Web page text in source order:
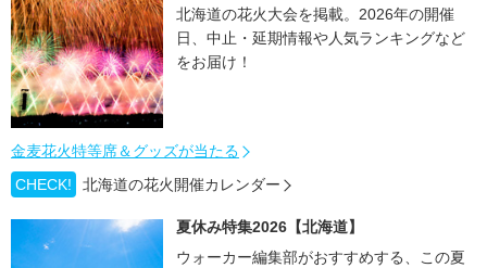
北海道の花火大会を掲載。2026年の開催
日、中止・延期情報や人気ランキングなど
をお届け！
金麦花火特等席＆グッズが当たる
CHECK!
北海道の花火開催カレンダー
夏休み特集2026【北海道】
ウォーカー編集部がおすすめする、この夏